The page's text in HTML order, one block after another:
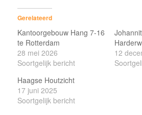
Gerelateerd
Kantoorgebouw Hang 7-16
te Rotterdam
28 mei 2026
Soortgelijk bericht
12
Haagse Houtzicht
17 juni 2025
Soortgelijk bericht